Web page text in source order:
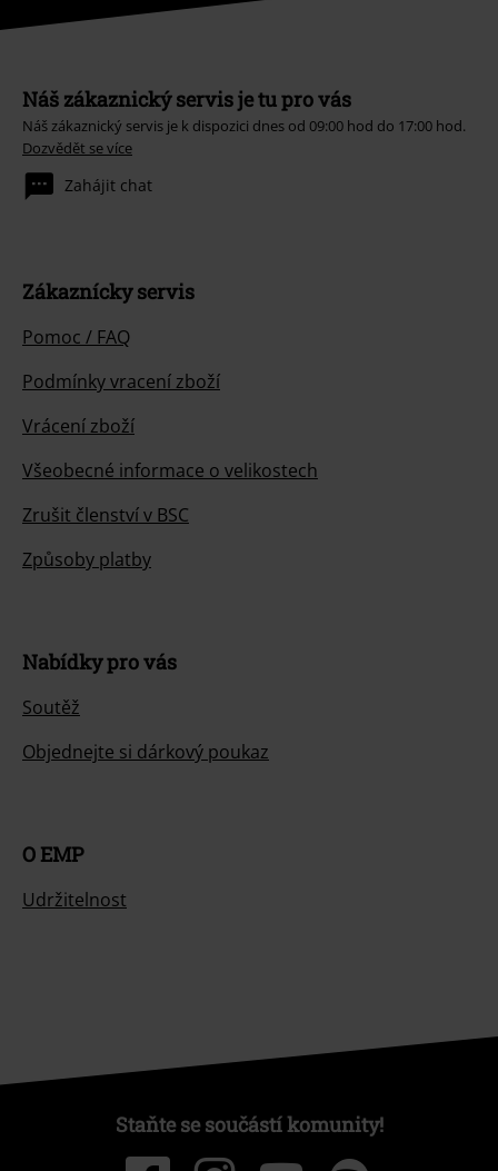
Náš zákaznický servis je tu pro vás
Náš zákaznický servis je k dispozici dnes od 09:00 hod do 17:00 hod.
Dozvědět se více
Zahájit chat
Zákaznícky servis
Pomoc / FAQ
Podmínky vracení zboží
Vrácení zboží
Všeobecné informace o velikostech
Zrušit členství v BSC
Způsoby platby
Nabídky pro vás
Soutěž
Objednejte si dárkový poukaz
O EMP
Udržitelnost
Staňte se součástí komunity!